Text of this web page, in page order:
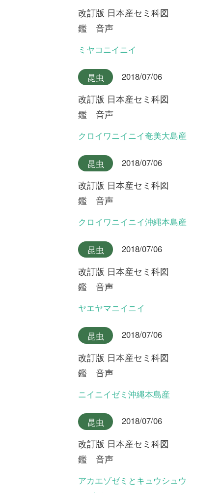
有料会員利用規約｜お問い合わせ
シーについて
ープ
Copyright ©2016 Yama-kei Publishers co.,Ltd.
An impress Group Company. All rights reserved.